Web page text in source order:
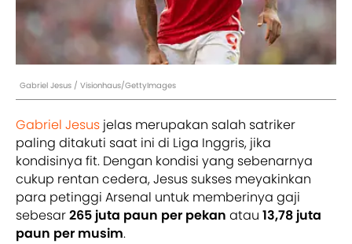
Gabriel Jesus / Visionhaus/GettyImages
Gabriel Jesus jelas merupakan salah satriker
paling ditakuti saat ini di Liga Inggris, jika
kondisinya fit. Dengan kondisi yang sebenarnya
cukup rentan cedera, Jesus sukses meyakinkan
para petinggi Arsenal untuk memberinya gaji
sebesar265 juta paun per pekan atau 13,78 juta
paun per musim.